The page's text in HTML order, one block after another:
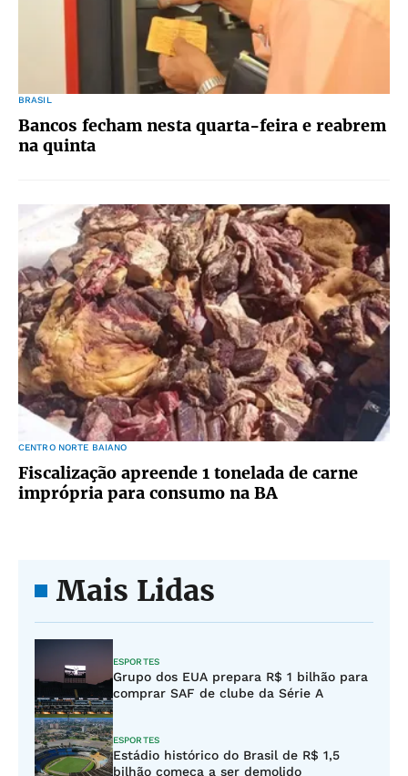
BRASIL
Bancos fecham nesta quarta-feira e reabrem
na quinta
CENTRO NORTE BAIANO
Fiscalização apreende 1 tonelada de carne
imprópria para consumo na BA
Mais Lidas
ESPORTES
Grupo dos EUA prepara R$ 1 bilhão para
comprar SAF de clube da Série A
ESPORTES
Estádio histórico do Brasil de R$ 1,5
bilhão começa a ser demolido